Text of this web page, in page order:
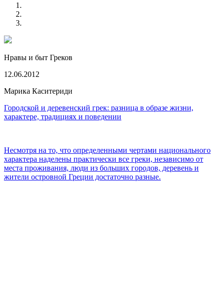
Нравы и быт Греков
12.06.2012
Марика Каситериди
Городской и деревенский грек: разница в образе жизни,
характере, традициях и поведении
Несмотря на то, что определенными чертами национального
характера наделены практически все греки, независимо от
места проживания, люди из больших городов, деревень и
жители островной Греции достаточно разные.